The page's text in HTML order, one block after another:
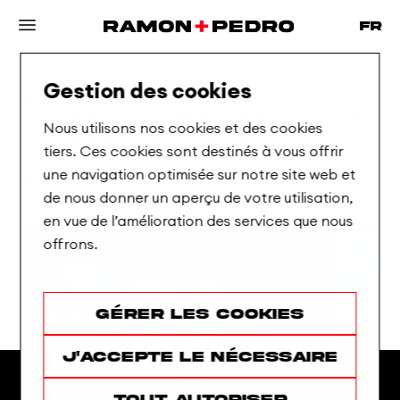
Gestion des cookies
Nous utilisons nos cookies et des cookies
tiers. Ces cookies sont destinés à vous offrir
une navigation optimisée sur notre site web et
de nous donner un aperçu de votre utilisation,
en vue de l’amélioration des services que nous
offrons.
J'accepte le nécessaire
Gérer les cookies
toutessituationsenun
claquementdedoigt